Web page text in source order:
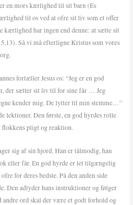
en mors kærlighed til sit barn (Es
til os ved at ofre sit liv som et offer
kærlighed har ingen end denne: at sætte sit
Så vi må efterligne Kristus som vores
fortæller Jesus os: “Jeg er en god
der sætter sit liv til for sine får … Jeg
kender mig. De lytter til min stemme…”
lektioner. Den første, en god hyrdes rolle
flokkens pligt og reaktion.
sig af sin hjord. Han er tålmodig, han
eller får. En god hyrde er let tilgængelig
for deres bedste. På den anden side
Den adlyder hans instruktioner og følger
ord skal der være et godt forhold og